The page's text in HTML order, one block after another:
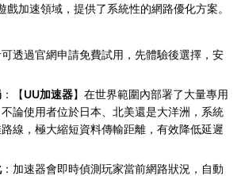
戲加速領域，提供了系統性的網路優化方案。
可透過官網申請免費試用，先體驗後選擇，安
：【UU加速器】在世界範圍內部署了大量專用
論使用者位於日本、北美還是大洋洲，系統
線，極大縮短資料傳輸距離，有效降低延遲
：加速器會即時偵測玩家當前網路狀況，自動